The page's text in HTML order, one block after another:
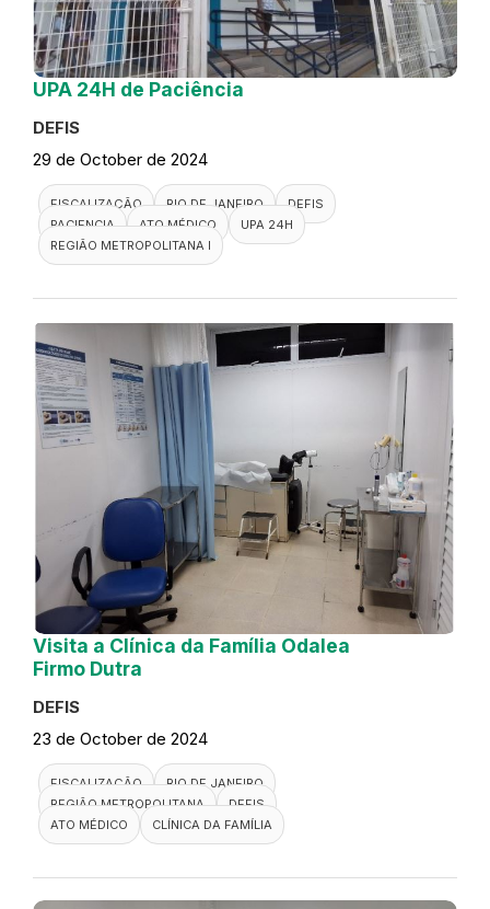
UPA 24H de Paciência
DEFIS
29 de October de 2024
FISCALIZAÇÃO RIO DE JANEIRO
DEFIS
PACIENCIA
ATO MÉDICO
UPA 24H
REGIÃO METROPOLITANA I
Visita a Clínica da Família Odalea
Firmo Dutra
DEFIS
23 de October de 2024
FISCALIZAÇÃO
RIO DE JANEIRO
REGIÃO METROPOLITANA
DEFIS
ATO MÉDICO
CLÍNICA DA FAMÍLIA